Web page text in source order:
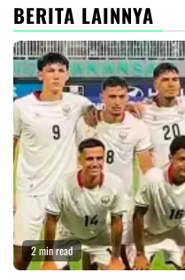
BERITA LAINNYA
2 min read